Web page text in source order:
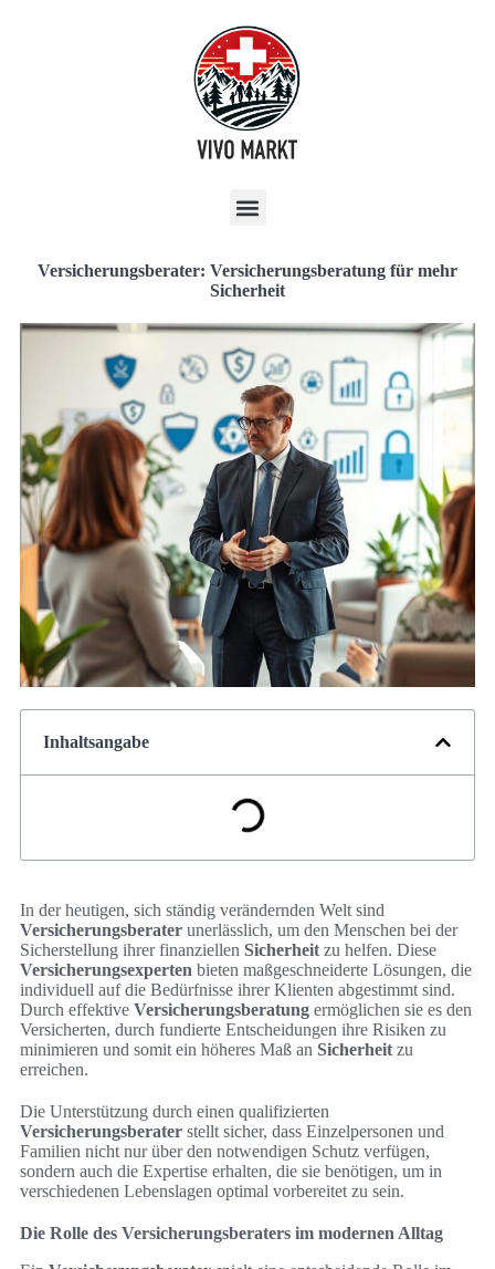
Versicherungsberater: Versicherungsberatung für mehr
Sicherheit
Inhaltsangabe
In der heutigen, sich ständig verändernden Welt sind
Versicherungsberater unerlässlich, um den Menschen bei der
Sicherstellung ihrer finanziellen Sicherheit zu helfen. Diese
Versicherungsexperten bieten maßgeschneiderte Lösungen, die
individuell auf die Bedürfnisse ihrer Klienten abgestimmt sind.
Durch effektive Versicherungsberatung ermöglichen sie es den
Versicherten, durch fundierte Entscheidungen ihre Risiken zu
minimieren und somit ein höheres Maß an Sicherheit zu
erreichen.
Die Unterstützung durch einen qualifizierten
Versicherungsberater stellt sicher, dass Einzelpersonen und
Familien nicht nur über den notwendigen Schutz verfügen,
sondern auch die Expertise erhalten, die sie benötigen, um in
verschiedenen Lebenslagen optimal vorbereitet zu sein.
Die Rolle des Versicherungsberaters im modernen Alltag